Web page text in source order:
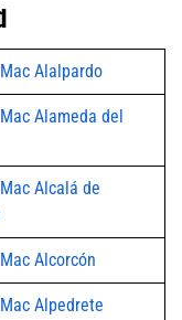
Alalpardo
Alameda del
Alcalá de
Alcorcón
Alpedrete